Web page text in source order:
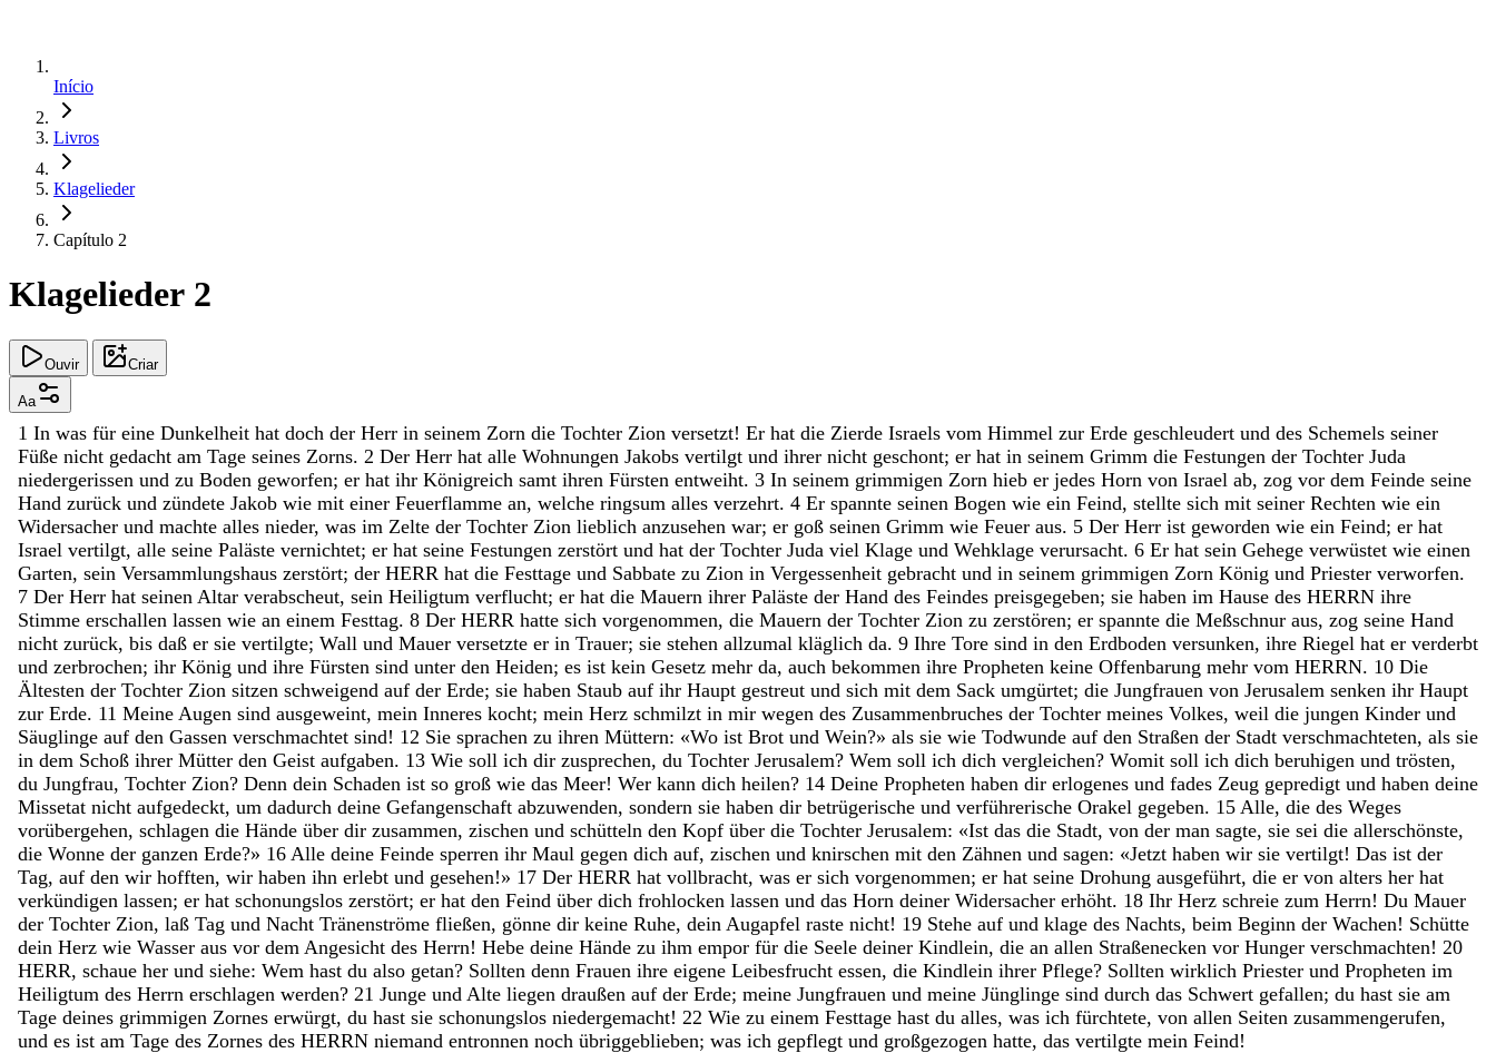
Início
Livros
Klagelieder
Capítulo 2
Klagelieder 2
Ouvir Criar
Aa
1 In was für eine Dunkelheit hat doch der Herr in seinem Zorn die Tochter Zion versetzt! Er hat die Zierde Israels vom Himmel zur Erde geschleudert und des Schemels seiner
Füße nicht gedacht am Tage seines Zorns. 2 Der Herr hat alle Wohnungen Jakobs vertilgt und ihrer nicht geschont; er hat in seinem Grimm die Festungen der Tochter Juda
niedergerissen und zu Boden geworfen; er hat ihr Königreich samt ihren Fürsten entweiht. 3 In seinem grimmigen Zorn hieb er jedes Horn von Israel ab, zog vor dem Feinde seine
Hand zurück und zündete Jakob wie mit einer Feuerflamme an, welche ringsum alles verzehrt. 4 Er spannte seinen Bogen wie ein Feind, stellte sich mit seiner Rechten wie ein
Widersacher und machte alles nieder, was im Zelte der Tochter Zion lieblich anzusehen war; er goß seinen Grimm wie Feuer aus. 5 Der Herr ist geworden wie ein Feind; er hat
Israel vertilgt, alle seine Paläste vernichtet; er hat seine Festungen zerstört und hat der Tochter Juda viel Klage und Wehklage verursacht. 6 Er hat sein Gehege verwüstet wie einen
Garten, sein Versammlungshaus zerstört; der HERR hat die Festtage und Sabbate zu Zion in Vergessenheit gebracht und in seinem grimmigen Zorn König und Priester verworfen.
7 Der Herr hat seinen Altar verabscheut, sein Heiligtum verflucht; er hat die Mauern ihrer Paläste der Hand des Feindes preisgegeben; sie haben im Hause des HERRN ihre
Stimme erschallen lassen wie an einem Festtag. 8 Der HERR hatte sich vorgenommen, die Mauern der Tochter Zion zu zerstören; er spannte die Meßschnur aus, zog seine Hand
nicht zurück, bis daß er sie vertilgte; Wall und Mauer versetzte er in Trauer; sie stehen allzumal kläglich da. 9 Ihre Tore sind in den Erdboden versunken, ihre Riegel hat er verderbt
und zerbrochen; ihr König und ihre Fürsten sind unter den Heiden; es ist kein Gesetz mehr da, auch bekommen ihre Propheten keine Offenbarung mehr vom HERRN. 10 Die
Ältesten der Tochter Zion sitzen schweigend auf der Erde; sie haben Staub auf ihr Haupt gestreut und sich mit dem Sack umgürtet; die Jungfrauen von Jerusalem senken ihr Haupt
zur Erde. 11 Meine Augen sind ausgeweint, mein Inneres kocht; mein Herz schmilzt in mir wegen des Zusammenbruches der Tochter meines Volkes, weil die jungen Kinder und
Säuglinge auf den Gassen verschmachtet sind! 12 Sie sprachen zu ihren Müttern: «Wo ist Brot und Wein?» als sie wie Todwunde auf den Straßen der Stadt verschmachteten, als sie
in dem Schoß ihrer Mütter den Geist aufgaben. 13 Wie soll ich dir zusprechen, du Tochter Jerusalem? Wem soll ich dich vergleichen? Womit soll ich dich beruhigen und trösten,
du Jungfrau, Tochter Zion? Denn dein Schaden ist so groß wie das Meer! Wer kann dich heilen? 14 Deine Propheten haben dir erlogenes und fades Zeug gepredigt und haben deine
Missetat nicht aufgedeckt, um dadurch deine Gefangenschaft abzuwenden, sondern sie haben dir betrügerische und verführerische Orakel gegeben. 15 Alle, die des Weges
vorübergehen, schlagen die Hände über dir zusammen, zischen und schütteln den Kopf über die Tochter Jerusalem: «Ist das die Stadt, von der man sagte, sie sei die allerschönste,
die Wonne der ganzen Erde?» 16 Alle deine Feinde sperren ihr Maul gegen dich auf, zischen und knirschen mit den Zähnen und sagen: «Jetzt haben wir sie vertilgt! Das ist der
Tag, auf den wir hofften, wir haben ihn erlebt und gesehen!» 17 Der HERR hat vollbracht, was er sich vorgenommen; er hat seine Drohung ausgeführt, die er von alters her hat
verkündigen lassen; er hat schonungslos zerstört; er hat den Feind über dich frohlocken lassen und das Horn deiner Widersacher erhöht. 18 Ihr Herz schreie zum Herrn! Du Mauer
der Tochter Zion, laß Tag und Nacht Tränenströme fließen, gönne dir keine Ruhe, dein Augapfel raste nicht! 19 Stehe auf und klage des Nachts, beim Beginn der Wachen! Schütte
dein Herz wie Wasser aus vor dem Angesicht des Herrn! Hebe deine Hände zu ihm empor für die Seele deiner Kindlein, die an allen Straßenecken vor Hunger verschmachten! 20
HERR, schaue her und siehe: Wem hast du also getan? Sollten denn Frauen ihre eigene Leibesfrucht essen, die Kindlein ihrer Pflege? Sollten wirklich Priester und Propheten im
Heiligtum des Herrn erschlagen werden? 21 Junge und Alte liegen draußen auf der Erde; meine Jungfrauen und meine Jünglinge sind durch das Schwert gefallen; du hast sie am
Tage deines grimmigen Zornes erwürgt, du hast sie schonungslos niedergemacht! 22 Wie zu einem Festtage hast du alles, was ich fürchtete, von allen Seiten zusammengerufen,
und es ist am Tage des Zornes des HERRN niemand entronnen noch übriggeblieben; was ich gepflegt und großgezogen hatte, das vertilgte mein Feind!